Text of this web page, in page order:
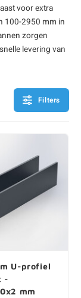
voor extra
100-2950 mm in
zorgen
levering van
Filters
U-profiel
-
mm